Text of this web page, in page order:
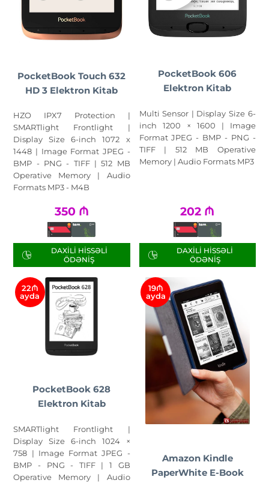
PocketBook Touch 632
HD 3 Elektron Kitab
HZO IPX7 Protection |
SMARTlight Frontlight |
Display Size 6-inch 1072 x
1448 | Image Format JPEG -
BMP - PNG - TIFF | 512 MB
Operative Memory | Audio
Formats MP3 - M4B
350 ₼
DAXILI HISSƏLI
ÖDƏNIŞ
PocketBook 606
Elektron Kitab
Multi Sensor | Display Size 6-
inch 1200 × 1600 | Image
Format JPEG - BMP - PNG -
TIFF | 512 MB Operative
Memory | Audio Formats MP3
202 ₼
DAXILI HISSƏLI
ÖDƏNIŞ
22₼
ayda
PocketBook 628
Elektron Kitab
SMARTlight Frontlight |
Display Size 6-inch 1024 ×
758 | Image Format JPEG -
BMP - PNG - TIFF | 1 GB
Operative Memory | Audio
19₼
ayda
Amazon Kindle
PaperWhite E-Book